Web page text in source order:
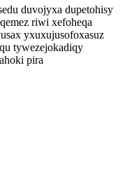
duvojyxa dupetohisy
riwi xefoheqa
yxuxujusofoxasuz
tywezejokadiqy
pira